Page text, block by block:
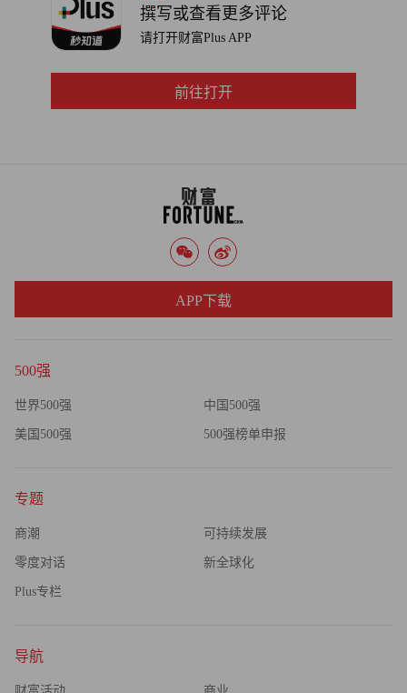
撰写或查看更多评论
请打开财富Plus APP
前往打开
500强
世界500强 中国500强
美国500强 500强榜单申报
专题
商潮 可持续发展
零度对话 新全球化
Plus专栏
导航
APP下载